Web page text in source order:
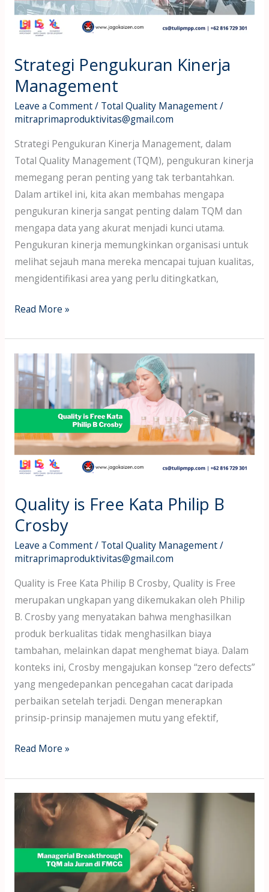
Strategi Pengukuran Kinerja
Management
Leave a Comment/ Total Quality Management/
mitraprimaproduktivitas@gmail.com
Strategi Pengukuran Kinerja Management, dalam
Total Quality Management (TQM), pengukuran kinerja
memegang peran penting yang tak terbantahkan.
Dalam artikel ini, kita akan membahas mengapa
pengukuran kinerja sangat penting dalam TQM dan
mengapa data yang akurat menjadi kunci utama.
Pengukuran kinerja memungkinkan organisasi untuk
melihat sejauh mana mereka mencapai tujuan kualitas,
mengidentifikasi area yang perlu ditingkatkan,
Read More »
Quality is Free Kata Philip B
Crosby
Leave a Comment/ Total Quality Management/
mitraprimaproduktivitas@gmail.com
Quality is Free Kata Philip B Crosby, Quality is Free
merupakan ungkapan yang dikemukakan oleh Philip
B. Crosby yang menyatakan bahwa menghasilkan
produk berkualitas tidak menghasilkan biaya
tambahan, melainkan dapat menghemat biaya. Dalam
konteks ini, Crosby mengajukan konsep “zero defects”
yang mengedepankan pencegahan cacat daripada
perbaikan setelah terjadi. Dengan menerapkan
prinsip-prinsip manajemen mutu yang efektif,
Quality
is
Free
Kata
B
Crosby
Read More »
Managerial
Breakthrough
ala